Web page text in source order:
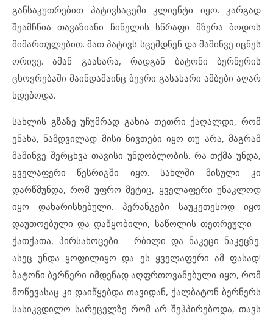
განსაკუთრებით პატივსაცემი კლიენტი იყო. კარგად
შეამჩნია თავაზიანი ჩინელის სწრაფი მზერა ბოდოს
მიმართულებით. მათ პატივს სცემდნენ და მაშინვე იცნეს
ორივე. ამან გაახარა, რადგან ბატონი ბერნერის
ცხოვრებაში მაინდამაინც ბევრი გასახარი ამბები აღარ
ხდებოდა.
სახლის გზაზე უჩუმრად გახია თეთრი ქაღალდი, რომ
ენახა, ნამდვილად მისი ნივთები იყო თუ არა, მაგრამ
მაშინვე შერცხვა თავისი უნდობლობის. რა თქმა უნდა,
ყველაფერი წესრიგში იყო. სახლში მისული კი
დარწმუნდა, რომ უფრო მეტიც, ყველაფერი უნაკლოდ
იყო დახარისხებული. პერანგები საუკეთესოდ იყო
დაუთოებული და დაწყობილი, საწოლის თეთრეული –
ქათქათა, პირსახოცები – რბილი და ნაკეცი ნაკეცზე.
ასეც უნდა ყოფილიყო და ეს ყველაფერი ამ ფასად!
ბატონი ბერნერი იმდენად აღფრთოვანებული იყო, რომ
მოწევასაც კი დაიწყებდა თავიდან, ქალბატონ ბერნერს
სასიკვდილო სარეცელზე რომ არ შეჰპირებოდა, თავს